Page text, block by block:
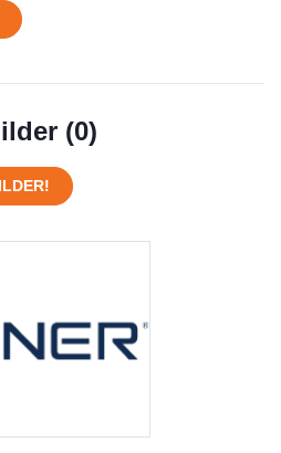
på land
kan kräva reparation
reparation
(0)